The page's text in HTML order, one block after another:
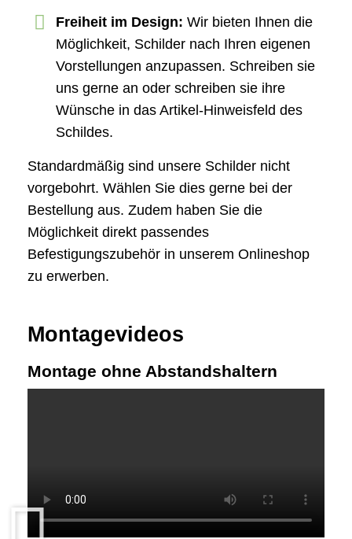
Freiheit im Design:Wir bieten Ihnen die
Möglichkeit, Schilder nach Ihren eigenen
Vorstellungen anzupassen. Schreiben sie
uns gerne an oder schreiben sie ihre
Wünsche in das Artikel-Hinweisfeld des
Schildes.
Standardmäßig sind unsere Schilder nicht
vorgebohrt. Wählen Sie dies gerne bei der
Bestellung aus. Zudem haben Sie die
Möglichkeit direkt passendes
Befestigungszubehör in unserem Onlineshop
zu erwerben.
Montagevideos
Montage ohne Abstandshaltern